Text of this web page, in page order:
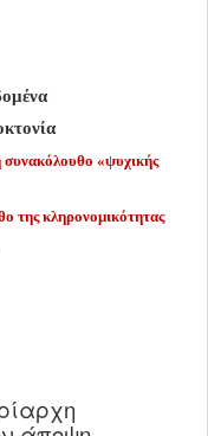
συνακόλουθο «ψυχικής
της κληρονομικότητας